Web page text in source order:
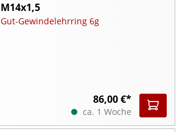
M14x1,5
Gut-Gewindelehrring 6g
86,00 €*
ca. 1 Woche